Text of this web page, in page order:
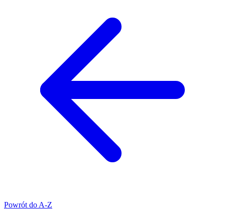
Powrót do A-Z